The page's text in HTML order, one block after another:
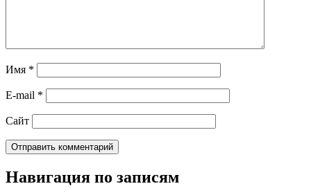
Имя *
E-mail *
Сайт
Навигация по записям